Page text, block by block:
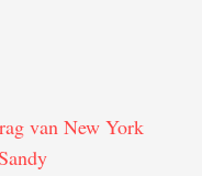
van New York